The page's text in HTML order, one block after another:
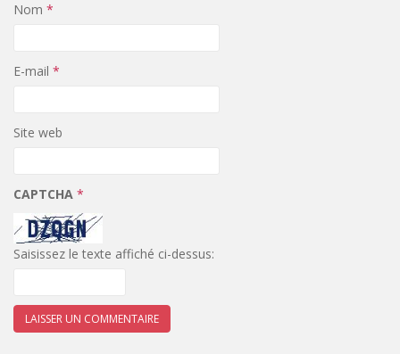
Nom *
E-mail *
Site web
CAPTCHA *
Saisissez le texte affiché ci-dessus: